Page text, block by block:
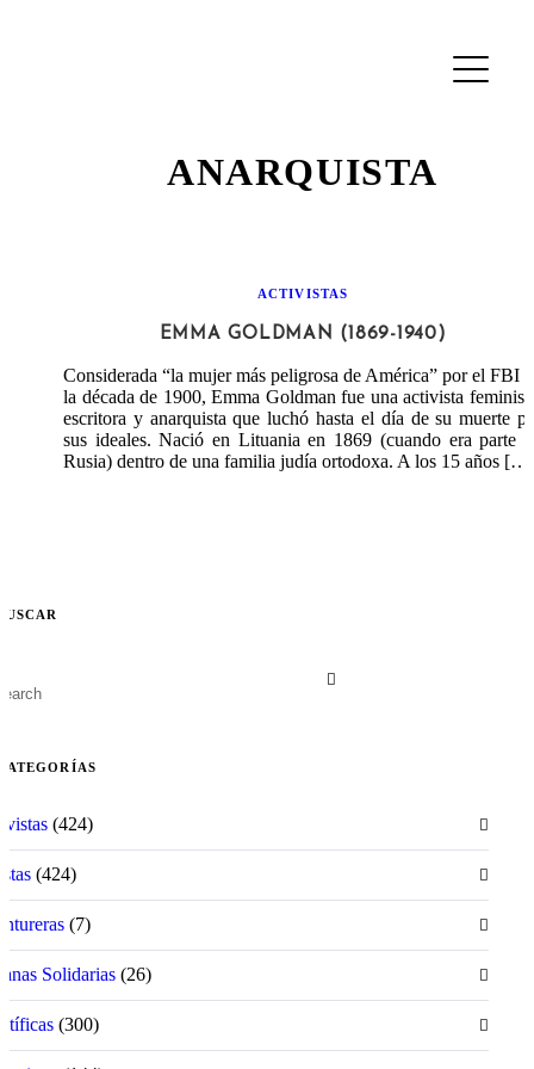
ANARQUISTA
ACTIVISTAS
EMMA GOLDMAN (1869-1940)
Considerada “la mujer más peligrosa de América” por el FBI
la década de 1900, Emma Goldman fue una activista
escritora y anarquista que luchó hasta el día de su muerte
sus ideales. Nació en Lituania en 1869 (cuando era parte
Rusia) dentro de una familia judía ortodoxa. A los 15 años […]
(424)
(424)
(7)
Solidarias (26)
(300)